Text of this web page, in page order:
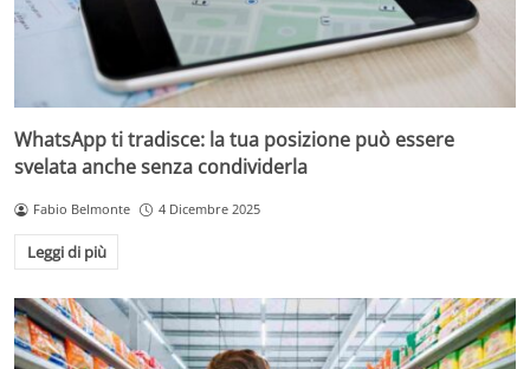
WhatsApp ti tradisce: la tua posizione può essere
svelata anche senza condividerla
Fabio Belmonte 4 Dicembre 2025
Leggi di più